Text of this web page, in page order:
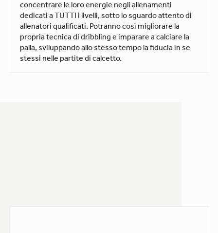
concentrare le loro energie negli allenamenti
dedicati a TUTTI i livelli, sotto lo sguardo attento di
allenatori qualificati. Potranno così migliorare la
propria tecnica di dribbling e imparare a calciare la
palla, sviluppando allo stesso tempo la fiducia in se
stessi nelle partite di calcetto.